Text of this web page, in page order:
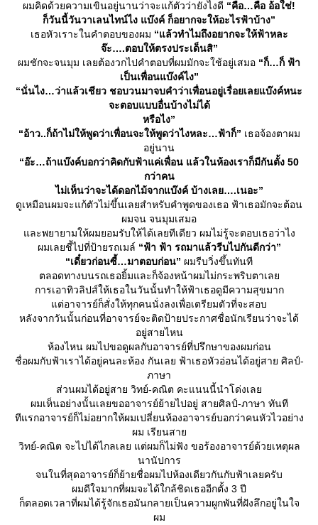
ผมคิดด้วยความเขินอยู่นานว่าจะแก้ตัวว่ายังไงดี “คือ…คือ อ้อใช่!
ก็วันนี้วันวาเลนไทน์ไง แบ๊งค์ ก็อยากจะให้อะไรฟ้าบ้าง”
เธอหัวเราะในคำตอบของผม “แล้วทำไมถึงอยากจะให้ฟ้าหละ
จ๊ะ….ตอบให้ตรงประเด็นสิ”
ผมชักจะจนมุม เลยต้องวกไปคำตอบที่ผมมักจะใช้อยู่เสมอ “ก็…ก็ ฟ้า
เป็นเพื่อนแบ๊งค์ไง”
“นั่นไง…ว่าแล้วเชียว ชอบวนมาจบคำว่าเพื่อนอยู่เรื่อยเลยแบ๊งค์หนะ
จะตอบแบบอื่นบ้างไม่ได้
หรือไง”
“อ้าว..ก็ถ้าไม่ให้พูดว่าเพื่อนจะให้พูดว่าไงหละ…ฟ้าก็” เธอจ้องตาผม
อยู่นาน
“อ๊ะ…ถ้าแบ๊งค์บอกว่าคิดกับฟ้าแค่เพื่อน แล้วในห้องเราก็มีกันตั้ง 50
กว่าคน
ไม่เห็นว่าจะได้ดอกไม้จากแบ๊งค์ บ้างเลย….เนอะ”
ดูเหมือนผมจะแก้ตัวไม่ขึ้นเลยสำหรับคำพูดของเธอ ฟ้าเธอมักจะต้อน
ผมจน จนมุมเสมอ
ละพยายามให้ผมยอมรับให้ได้เลยทีเดียว ผมไม่รู้จะตอบเธอว่าไง
ผมเลยชี้ไปที่ป้ายรถเมล์ “ฟ้า ฟ้า รถมาแล้วรีบไปกันดีกว่า”
“เดี๋ยวก่อนซี้…มาตอบก่อน” ผมรีบวิ่งขึ้นทันที
ตลอดทางบนรถเธอยิ้มและก็จ้องหน้าผมไม่กระพริบตาเล
การเอาทิวลิปส์ให้เธอในวันนั้นทำให้ฟ้าเธอดูมีความสุขมาก
ต่อาจารย์ก็สั่งให้ทุกคนนั่งลงเพื่อเตรียมตัวที่จะสอบ
หลังจากวันนั้นก่อนที่อาจารย์จะติดป้ายประกาศชื่อนักเรียนว่าจะได้
อยู่สายไหน
ห้องไหน ผมไปขอดูผลกับอาจารย์ที่ปรึกษาของผมก่อน
ชื่อผมกับฟ้าเราได้อยู่คนละห้อง กันเลย ฟ้าเธอหัวอ่อนได้อยู่สาย ศิลป์-
ภาษา
ส่วนผมได้อยู่สาย วิทย์-คณิต คะแนนนี้นำโด่งเล
ผมเห็นอย่างนั้นเลยขออาจารย์ย้ายไปอยู่ สายศิลป์-ภาษา ทันที
ทีแรกอาจารย์ก็ไม่อยากให้ผมเปลี่ยนห้องอาจารย์บอกว่าคนหัวไวอย่าง
ผม เรียนสา
วิทย์-คณิต จะไปได้ไกลเลย แต่ผมก็ไม่ฟัง ขอร้องอาจารย์ด้วยเหตุผล
นานัปการ
จนในที่สุดอาจารย์ก็ย้ายชื่อผมไปห้องเดียวกันกับฟ้าเลยครับ
ผมดีใจมากที่ผมจะได้ใกล้ชิดเธออีกตั้ง 3 ปี
ก็ตลอดเวลาที่ผมได้รู้จักเธอมันกลายเป็นความผูกพันที่ฝังลึกอยู่ในใจ
ผม